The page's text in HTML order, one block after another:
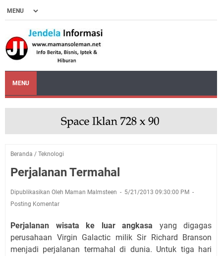
MENU
Beranda / Teknologi
Perjalanan Termahal
Dipublikasikan Oleh Maman Malmsteen
5/21/2013 09:30:00 PM
Posting Komentar
Perjalanan wisata ke luar angkasa yang digagas
perusahaan Virgin Galactic milik Sir Richard Branson
menjadi perjalanan termahal di dunia. Untuk tiga hari